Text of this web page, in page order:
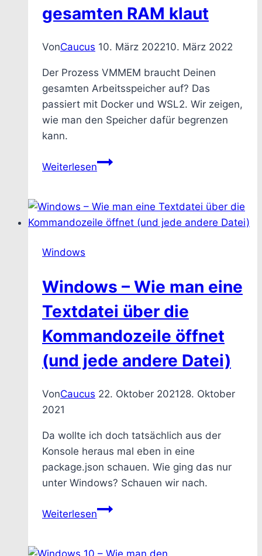
gesamten RAM klaut
VonCaucus 10. März 202210. März 2022
Der Prozess VMMEM braucht Deinen
gesamten Arbeitsspeicher auf? Das
passiert mit Docker und WSL2. Wir zeigen,
wie man den Speicher dafür begrenzen
kann.
WeiterlesenDocker
man
unter
WSL2
mit
Docker
durch
VMMEM
Deinen
RAM
Windows
Windows – Wie man eine
Textdatei über die
Kommandozeile öffnet
(und jede andere Datei)
VonCaucus 22. Oktober 202128. Oktober
2021
Da wollte ich doch tatsächlich aus der
Konsole heraus mal eben in eine
package.json schauen. Wie ging das nur
unter Windows? Schauen wir nach.
WeiterlesenWindows